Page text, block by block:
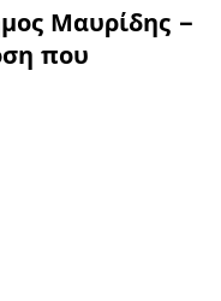
Μαυρίδης –
που